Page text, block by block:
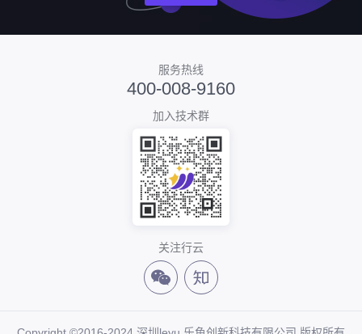
服务热线
400-008-9160
加入技术群
关注行云